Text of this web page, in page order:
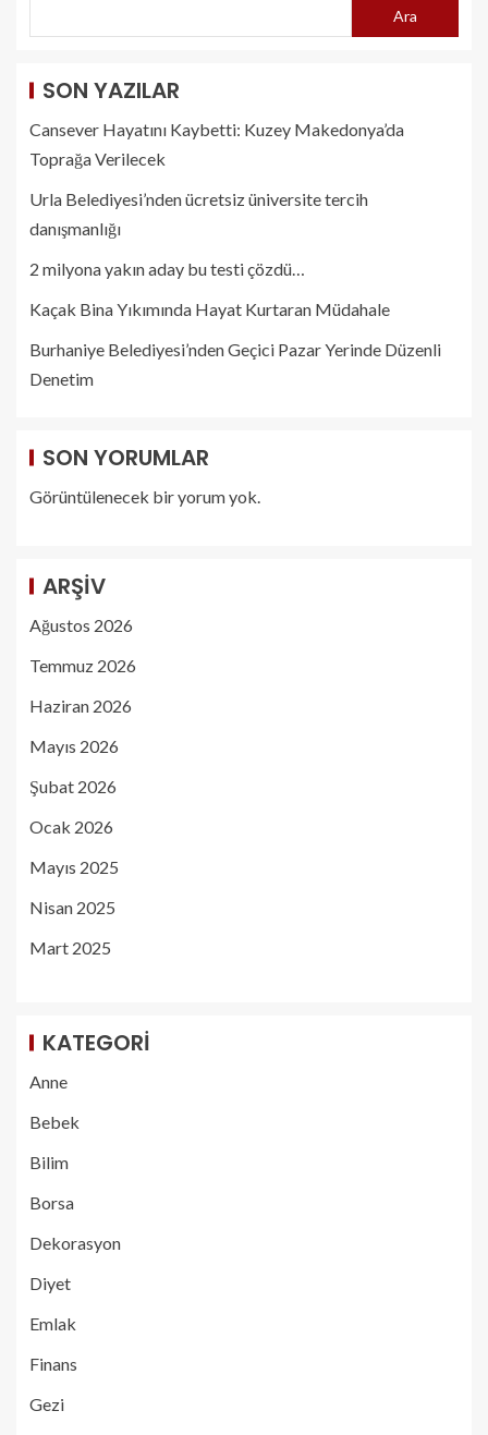
Ara
SON YAZILAR
Cansever Hayatını Kaybetti: Kuzey Makedonya’da
Toprağa Verilecek
Urla Belediyesi’nden ücretsiz üniversite tercih
danışmanlığı
2 milyona yakın aday bu testi çözdü…
Kaçak Bina Yıkımında Hayat Kurtaran Müdahale
Burhaniye Belediyesi’nden Geçici Pazar Yerinde Düzenli
Denetim
SON YORUMLAR
Görüntülenecek bir yorum yok.
ARŞIV
Ağustos 2026
Temmuz 2026
Haziran 2026
Mayıs 2026
Şubat 2026
Ocak 2026
Mayıs 2025
Nisan 2025
Mart 2025
KATEGORI
Anne
Bebek
Bilim
Borsa
Dekorasyon
Diyet
Emlak
Finans
Gezi